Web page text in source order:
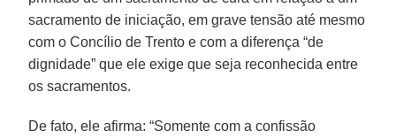
sacramento de iniciação, em grave tensão até mesmo
com o Concílio de Trento e com a diferença “de
dignidade” que ele exige que seja reconhecida entre
os sacramentos.
De fato, ele afirma: “Somente com a confissão